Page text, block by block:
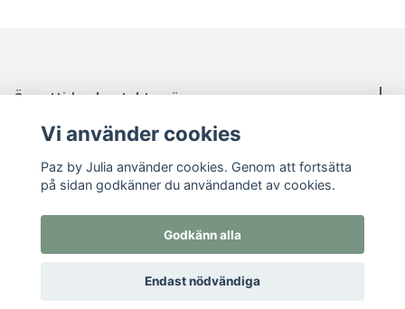
Öppettider, kontakt, mässor mm.
© 2026 Paz by Julia
Vi använder cookies
Paz by Julia använder cookies. Genom att fortsätta
på sidan godkänner du användandet av cookies.
Godkänn alla
Endast nödvändiga